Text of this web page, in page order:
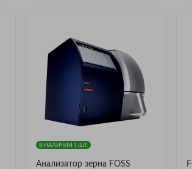
В НАЛИЧИИ 1 ШТ.
Анализатор зерна FOSS